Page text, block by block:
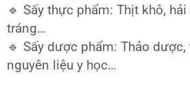
🔹 Sấy thực phẩm: Thịt khô,
tráng…
🔹 Sấy dược phẩm: Thảo dược,
nguyên liệu y học…